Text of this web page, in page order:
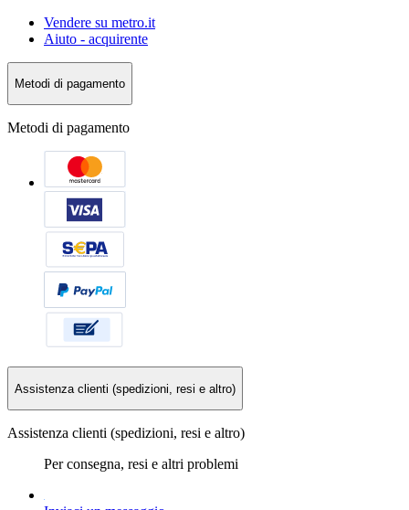
Vendere su metro.it
Aiuto - acquirente
Metodi di pagamento
Metodi di pagamento
Assistenza clienti (spedizioni, resi e altro)
Assistenza clienti (spedizioni, resi e altro)
Per consegna, resi e altri problemi